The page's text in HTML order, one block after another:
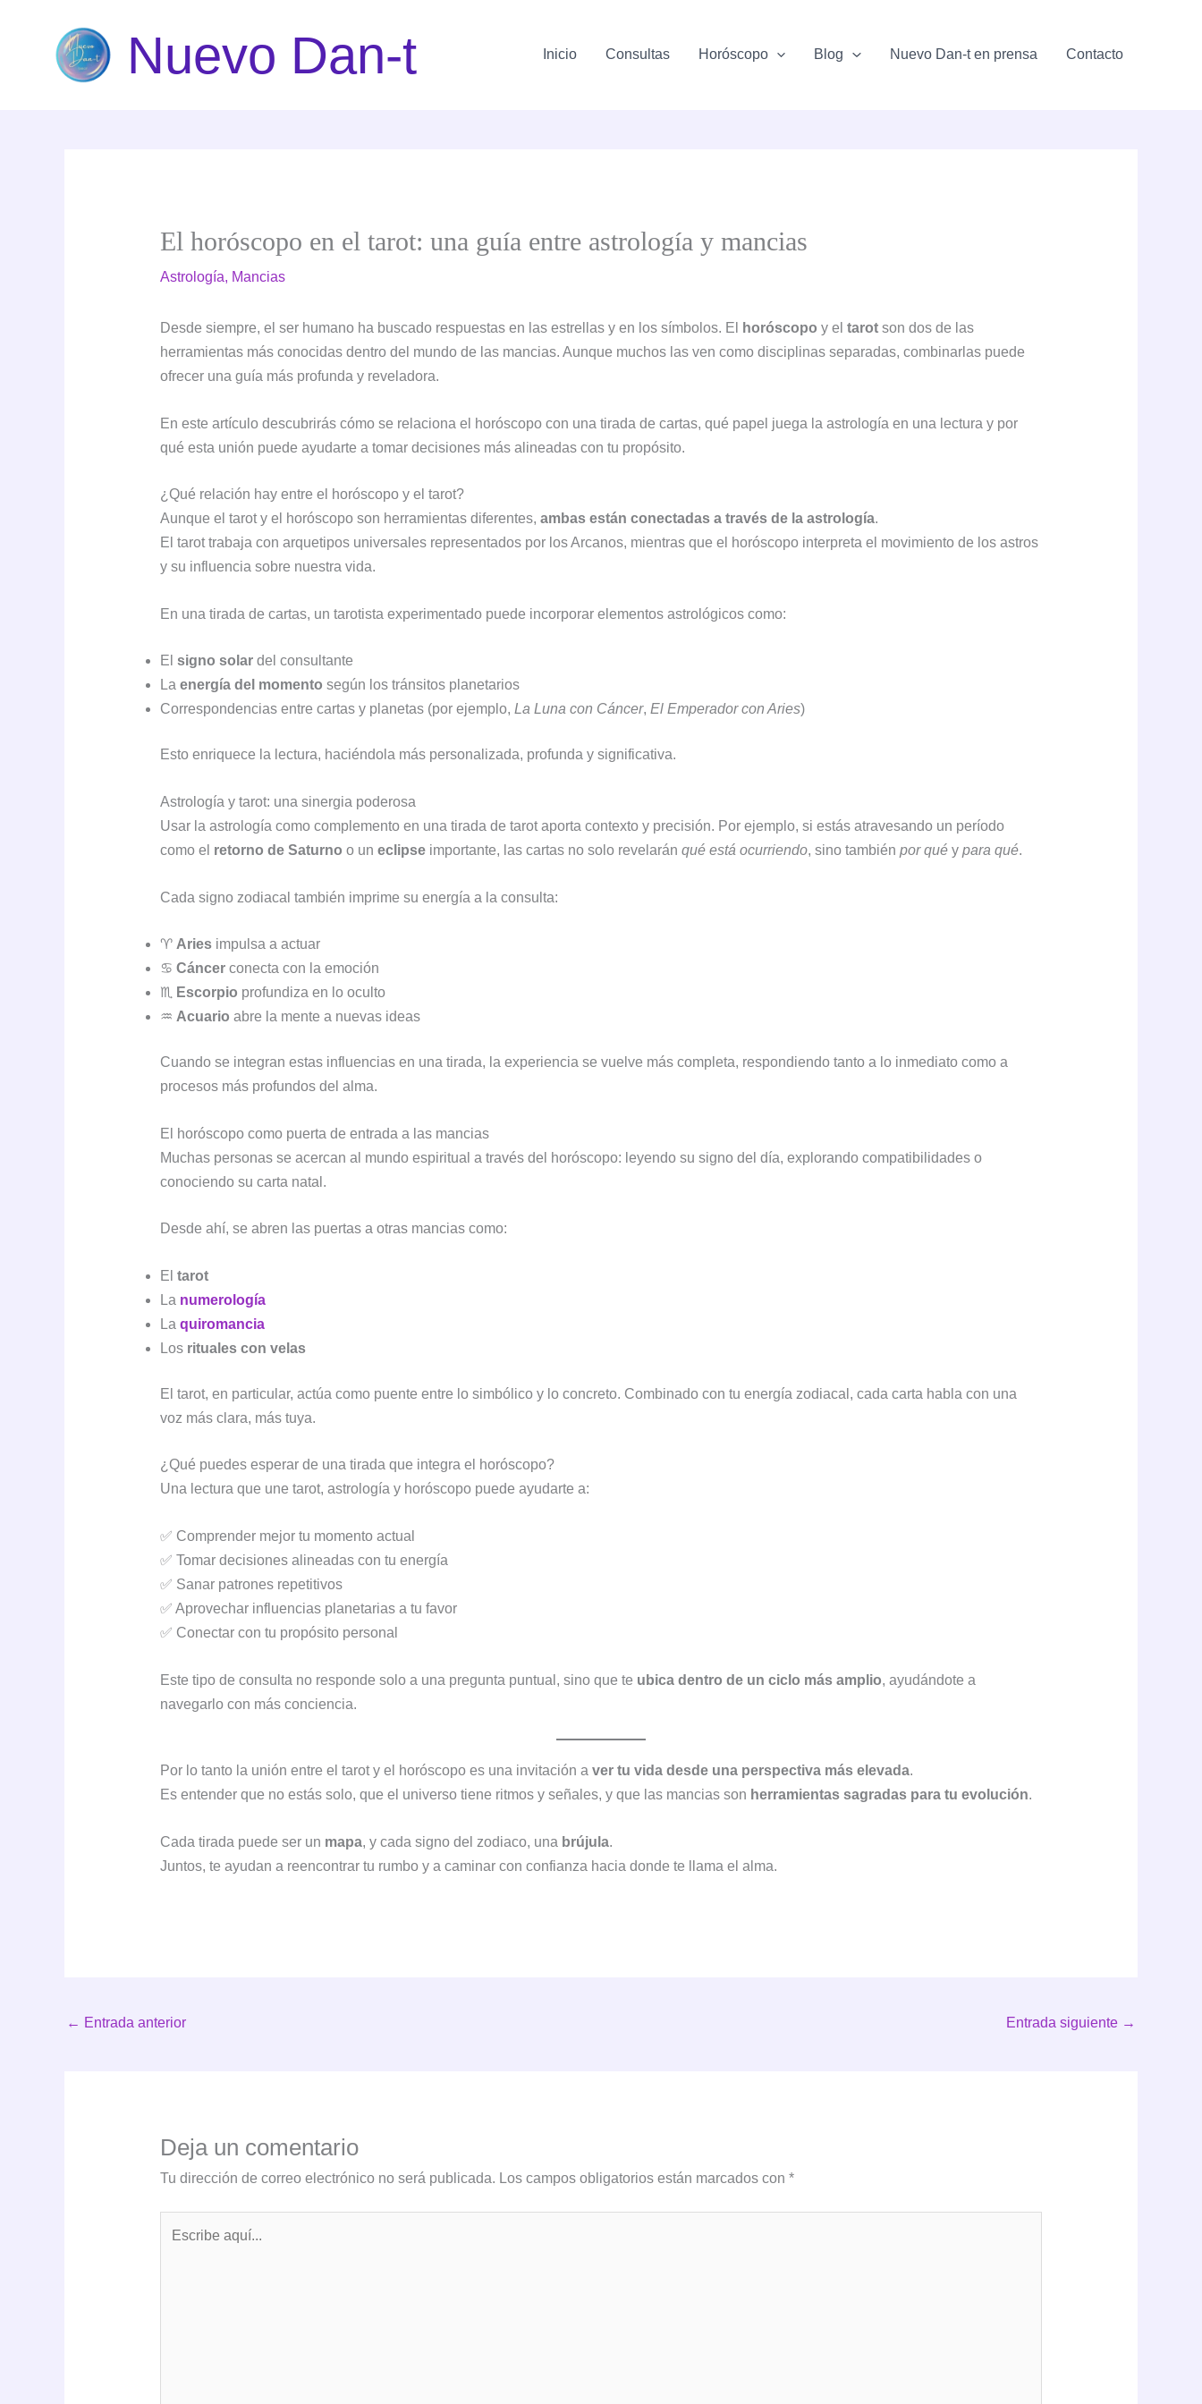
contenido
Nuevo Dan-t Inicio Consultas Horóscopo Blog Nuevo Dan-t en prensa Contacto
El horóscopo en el tarot: una guía entre astrología y mancias
Astrología, Mancias
Desde siempre, el ser humano ha buscado respuestas en las estrellas y en los símbolos. El horóscopo y el tarotson dos de las
herramientas más conocidas dentro del mundo de las mancias. Aunque muchos las ven como disciplinas separadas, combinarlas puede
ofrecer una guía más profunda y reveladora.
En este artículo descubrirás cómo se relaciona el horóscopo con una tirada de cartas, qué papel juega la astrología en una lectura y por
qué esta unión puede ayudarte a tomar decisiones más alineadas con tu propósito.
¿Qué relación hay entre el horóscopo y el tarot?
Aunque el tarot y el horóscopo son herramientas diferentes, ambas están conectadas a través de la astrología.
El tarot trabaja con arquetipos universales representados por los Arcanos, mientras que el horóscopo interpreta el movimiento de los astros
y su influencia sobre nuestra vida.
En una tirada de cartas, un tarotista experimentado puede incorporar elementos astrológicos como:
El signo solardel consultante
La energía del momento según los tránsitos planetarios
Correspondencias entre cartas y planetas (por ejemplo, La Luna con Cáncer, El Emperador con Aries)
Esto enriquece la lectura, haciéndola más personalizada, profunda y significativa.
Astrología y tarot: una sinergia poderosa
Usar la astrología como complemento en una tirada de tarot aporta contexto y precisión. Por ejemplo, si estás atravesando un período
como el retorno de Saturno o un eclipseimportante, las cartas no solo revelarán qué está ocurriendo, sino también por quéy para qué.
Cada signo zodiacal también imprime su energía a la consulta:
♈ Ariesimpulsa a actuar
♋ Cáncerconecta con la emoción
♏
Escorpio profundiza en lo oculto
♒ Acuario abre la mente a nuevas ideas
Cuando se integran estas influencias en una tirada, la experiencia se vuelve más completa, respondiendo tanto a lo inmediato como a
procesos más profundos del alma.
El horóscopo como puerta de entrada a las mancias
Muchas personas se acercan al mundo espiritual a través del horóscopo: leyendo su signo del día, explorando compatibilidades o
conociendo su carta natal.
Desde ahí, se abren las puertas a otras mancias como:
El tarot
La numerología
La quiromancia
Los rituales con velas
El tarot, en particular, actúa como puente entre lo simbólico y lo concreto. Combinado con tu energía zodiacal, cada carta habla con una
voz más clara, más tuya.
¿Qué puedes esperar de una tirada que integra el horóscopo?
Una lectura que une tarot, astrología y horóscopo puede ayudarte a:
✅ Comprender mejor tu momento actual
✅ Tomar decisiones alineadas con tu energía
✅ Sanar patrones repetitivos
✅ Aprovechar influencias planetarias a tu favor
✅ Conectar con tu propósito personal
Este tipo de consulta no responde solo a una pregunta puntual, sino que te ubica dentro de un ciclo más amplio, ayudándote a
navegarlo con más conciencia.
Por lo tanto la unión entre el tarot y el horóscopo es una invitación a ver tu vida desde una perspectiva más elevada.
Es entender que no estás solo, que el universo tiene ritmos y señales, y que las mancias son herramientas sagradas para tu evolución.
Cada tirada puede ser un mapa, y cada signo del zodiaco, una brújula.
Juntos, te ayudan a reencontrar tu rumbo y a caminar con confianza hacia donde te llama el alma.
← Entrada anterior Entrada siguiente →
Deja un comentario
Tu dirección de correo electrónico no será publicada. Los campos obligatorios están marcados con *